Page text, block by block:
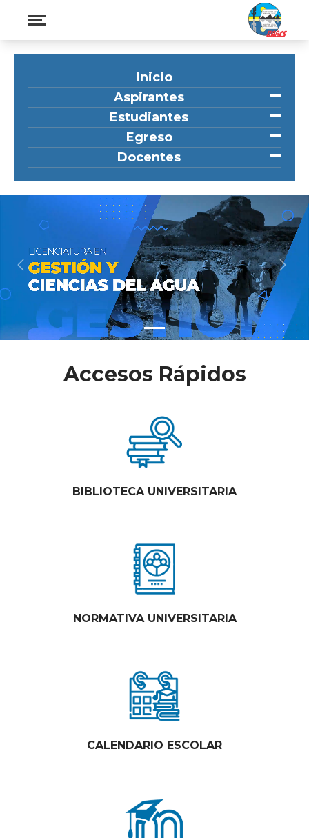
Inicio
Aspirantes
Estudiantes
Egreso
Docentes
Previous
Accesos Rápidos
BIBLIOTECA UNIVERSITARIA
NORMATIVA UNIVERSITARIA
CALENDARIO ESCOLAR